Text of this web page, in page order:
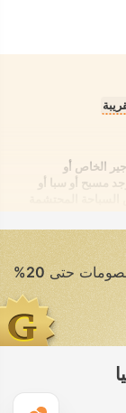
الخاص أو
مسبح أو سبا أو
المحتشمة
حتى20%